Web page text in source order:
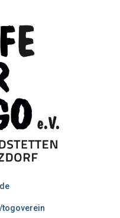
togoverein